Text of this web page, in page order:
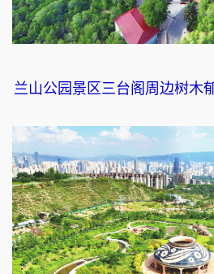
兰山公园景区三台阁周边树木